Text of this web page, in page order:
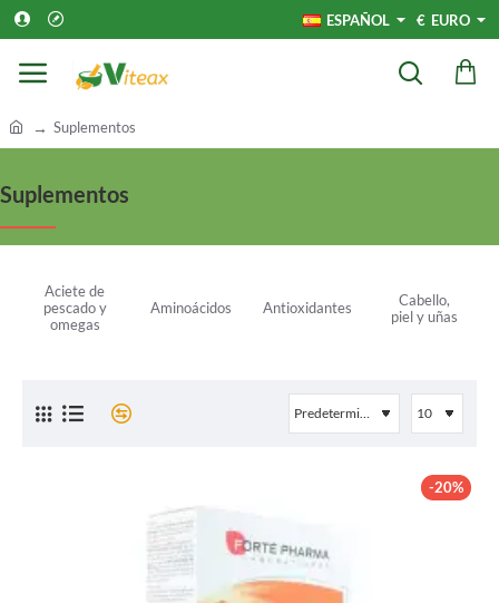
ESPAÑOL € EURO
o
e
Suplementos
Suplementos
Aciete de
pescado y
omegas
Aminoácidos Antioxidantes
Cabello,
piel y uñas
-20%